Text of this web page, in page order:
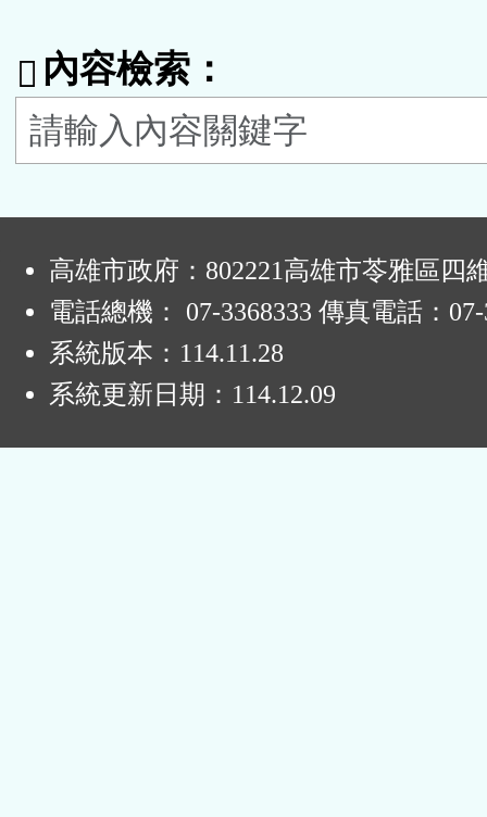
按
鈕
內容檢索：
高雄市政府：802221高雄市苓雅區四
電話總機： 07-3368333 傳真電話：07-
系統版本： 114.11.28
系統更新日期： 114.12.09